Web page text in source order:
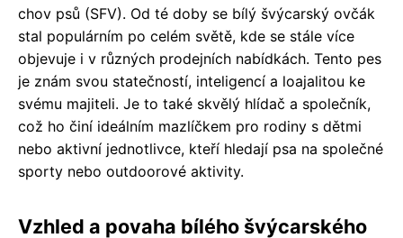
chov psů (SFV). Od té doby se bílý švýcarský ovčák
stal populárním po celém světě, kde se stále více
objevuje i v různých prodejních nabídkách. Tento pes
je znám svou statečností, inteligencí a loajalitou ke
svému majiteli. Je to také skvělý hlídač a společník,
což ho činí ideálním mazlíčkem pro rodiny s dětmi
nebo aktivní jednotlivce, kteří hledají psa na společné
sporty nebo outdoorové aktivity.
Vzhled a povaha bílého švýcarského